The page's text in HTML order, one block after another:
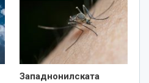
Западнонилската